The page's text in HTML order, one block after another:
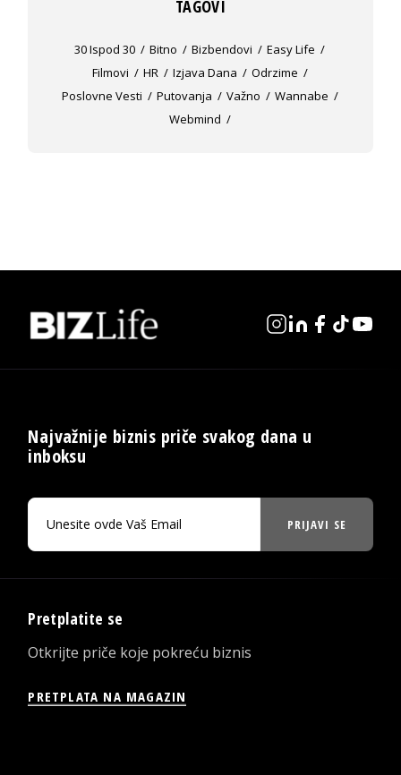
TAGOVI
30 Ispod 30 Bitno Bizbendovi
Easy Life
Filmovi
HR Izjava Dana
Odrzime
Poslovne Vesti
Putovanja Važno
Wannabe
Webmind
Najvažnije biznis priče svakog dana u
inboksu
PRIJAVI SE
Pretplatite se
Otkrijte priče koje pokreću biznis
PRETPLATA NA MAGAZIN